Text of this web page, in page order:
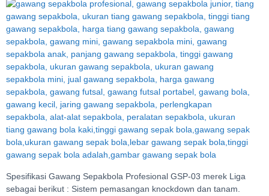
Spesifikasi Gawang Sepakbola Profesional GSP-03 merek Liga
sebagai berikut : Sistem pemasangan knockdown dan tanam.